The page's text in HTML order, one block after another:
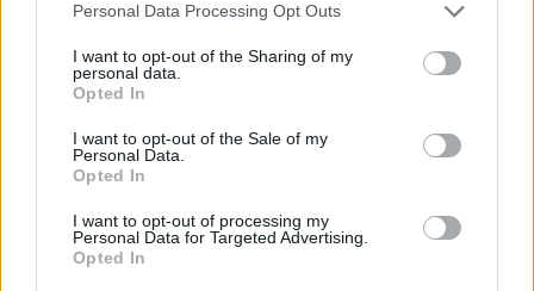
Personal Data Processing Opt Outs
I want to opt-out of the Sharing of my
personal data.
Opted In
I want to opt-out of the Sale of my
Personal Data.
Opted In
I want to opt-out of processing my
Personal Data for Targeted Advertising.
Opted In
NYHETER 2026-08-02 KL. 06:00
Christoffers uppfinning erövrar världen